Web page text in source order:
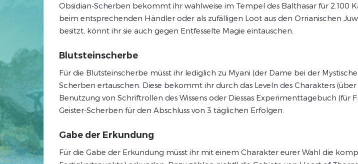
Obsidian-Scherben bekommt ihr wahlweise im Tempel des Balthasar für 2.100
beim entsprechenden Händler oder als zufälligen Loot aus den Orrianischen
besitzt, könnt ihr sie auch gegen Entfesselte Magie eintauschen.
Blutsteinscherbe
Für die Blutsteinscherbe müsst ihr lediglich zu Myani (der Dame bei der
Scherben ertauschen. Diese bekommt ihr durch das Leveln des Charakters
Benutzung von Schriftrollen des Wissens oder Diessas Experimenttagebuch
Geister-Scherben für den Abschluss von 3 täglichen Erfolgen.
Gabe der Erkundung
Für die Gabe der Erkundung müsst ihr mit einem Charakter eurer Wahl die